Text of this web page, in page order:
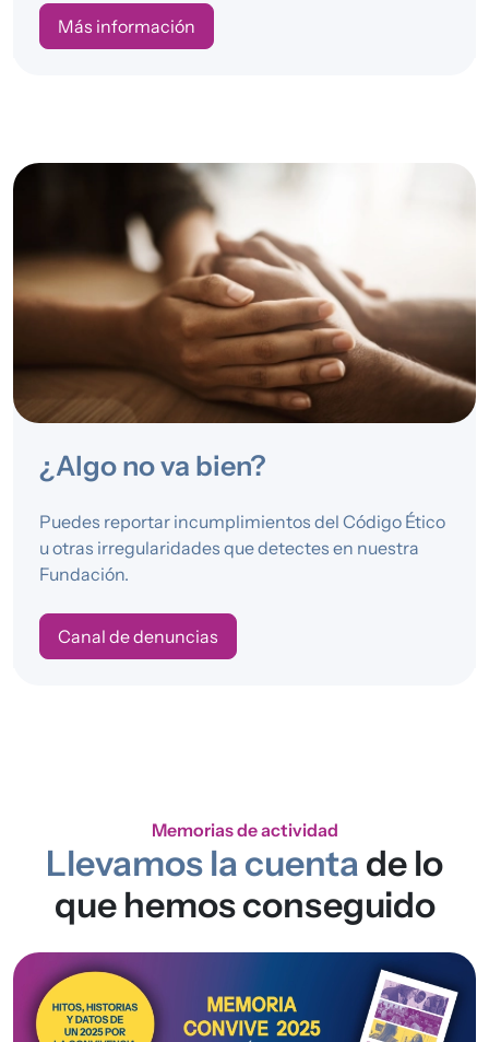
Más información
¿Algo no va bien?
Puedes reportar incumplimientos del Código Ético
u otras irregularidades que detectes en nuestra
Fundación.
Canal de denuncias
Memorias de actividad
Llevamos la cuenta de lo
que hemos conseguido